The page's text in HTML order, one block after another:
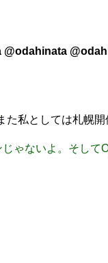
た私としては札幌
ゃないよ。そして